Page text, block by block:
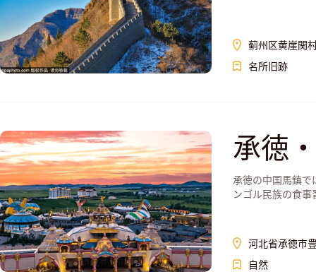
蓟州区黄崖関
名所旧跡
承徳
承徳の中国馬鎮
ンゴル民族の食
河北省承徳市
自然